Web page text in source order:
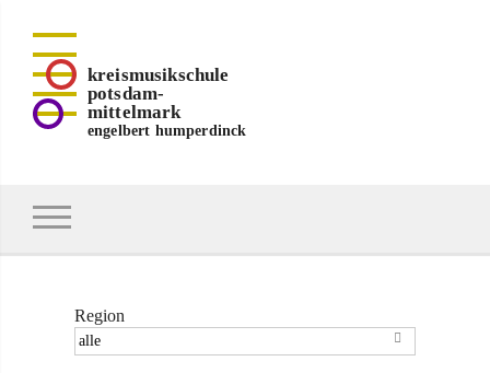
kreismusikschule
potsdam-
mittelmark
engelbert humperdinck
Region
